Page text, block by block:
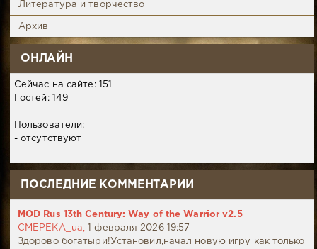
Литература и творчество
Архив
ОНЛАЙН
Сейчас на сайте: 151
Гостей: 149
Пользователи:
- отсутствуют
ПОСЛЕДНИЕ КОММЕНТАРИИ
MOD Rus 13th Century: Way of the Warrior v2.5
CMEPEKA_ua,
1 февраля 2026 19:57
Здорово богатыри!Установил,начал новую игру как только